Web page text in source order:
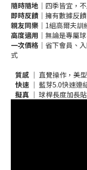
隨時隨地 ｜四季皆宜，
即時反饋 ｜擁有數據反
親友同樂 ｜1組高爾夫
高度適用 ｜無論是專屬
一次價格 ｜省下會員、
式
質感 ｜ 直覺操作，美
快速 ｜ 藍芽5.0快速
擬真 ｜ 球桿長度加長